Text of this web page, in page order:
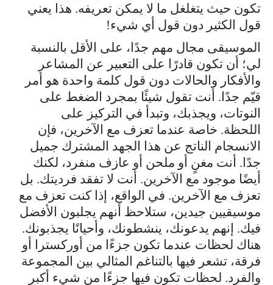
تكون حيث يتغلغل ما لا يمكن تعريفه. هذا يعني
قول الكثير دون قول أي شيء!
الموسيقى مجال مهم جدًا، على الأقل بالنسبة
لي؛ أن تكون قادرًا على التعبير عن المشاعر
والأفكار والحالات دون قول كلمة واحدة هو أمر
قيّم جدًا. أنت تقول شيئًا بمجرد الضغط على
النوتات، ويجذبك، وتبدأ في التركيز على
اللحظة. خاصة عندما تعزف مع الآخرين، فإن
الانسجام الناتج عن هذا الجهد المشترك جميل
جدًا. أنت مغنٍ أو ملحن أو عازف منفرد، لكنك
أيضًا موجود مع الآخرين. أنت لا تفقد فرديتك. بل
تعزف مع الآخرين. في الواقع، إذا كنت تعزف مع
موسيقيين جيدين، ستلاحظ أنهم يجلبون الأفضل
فيك. إنهم يدعونك، ينشطونك، وأحيانًا يجذبونك.
هناك لحظات عندما تكون جزءًا من أوركسترا أو
فرقة، تشعر فيها بالتناغم المثالي بين المجموعة
والفرد. لحظات تكون فيها جزءًا من شيء أكبر